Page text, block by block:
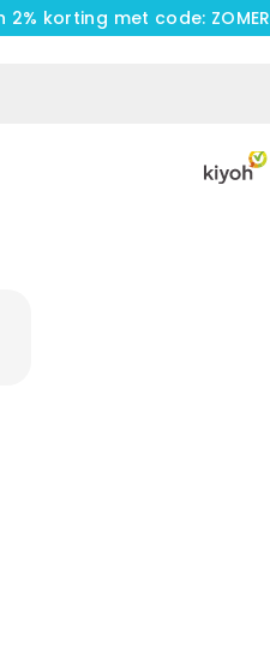
korting met code: ZOMER